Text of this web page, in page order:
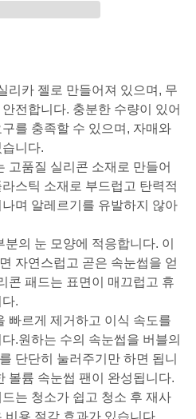
리카 젤로 만들어져 있으며, 무
전합니다. 충분한 수량이 있어
를 충족할 수 있으며, 자매와
니다.
고품질 실리콘 소재로 만들어
스틱 소재로 부드럽고 탄력적
며 알레르기를 유발하지 않아
분의 눈 모양에 적응합니다. 이
자연스럽고 곧은 속눈썹을 얻
콘 패드는 표면이 매끄럽고 휴
.
빠르게 제거하고 이식 속도를
.원하는 수의 속눈썹을 버블의
단단히 눌러주기만 하면 됩니
볼륨 속눈썹 팬이 완성됩니다.
는 청소가 쉽고 청소 후 재사
용 절감 효과가 있습니다.